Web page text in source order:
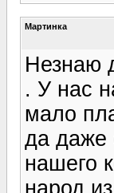
Мартинка
Незнаю
. У нас
мало
да даже
нашего
народ